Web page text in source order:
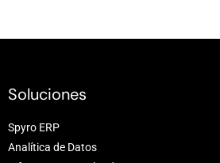
Soluciones
Spyro ERP
Analítica de Datos